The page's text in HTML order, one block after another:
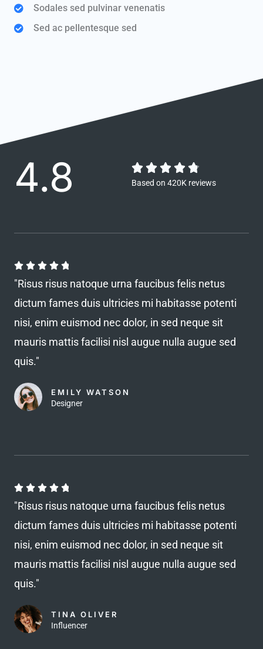
Sodales sed pulvinar venenatis
Sed ac pellentesque sed
4.8     
e
.
8
o
5
Based on 420K reviews
    
a
t
e
o
"Risus risus natoque urna faucibus felis netus
dictum fames duis ultricies mi habitasse potenti
nisi, enim euismod nec dolor, in sed neque sit
mauris mattis facilisi nisl augue nulla augue sed
quis."
EMILY WATSON
Designer
    
a
t
e
o
"Risus risus natoque urna faucibus felis netus
dictum fames duis ultricies mi habitasse potenti
nisi, enim euismod nec dolor, in sed neque sit
mauris mattis facilisi nisl augue nulla augue sed
quis."
TINA OLIVER
Influencer